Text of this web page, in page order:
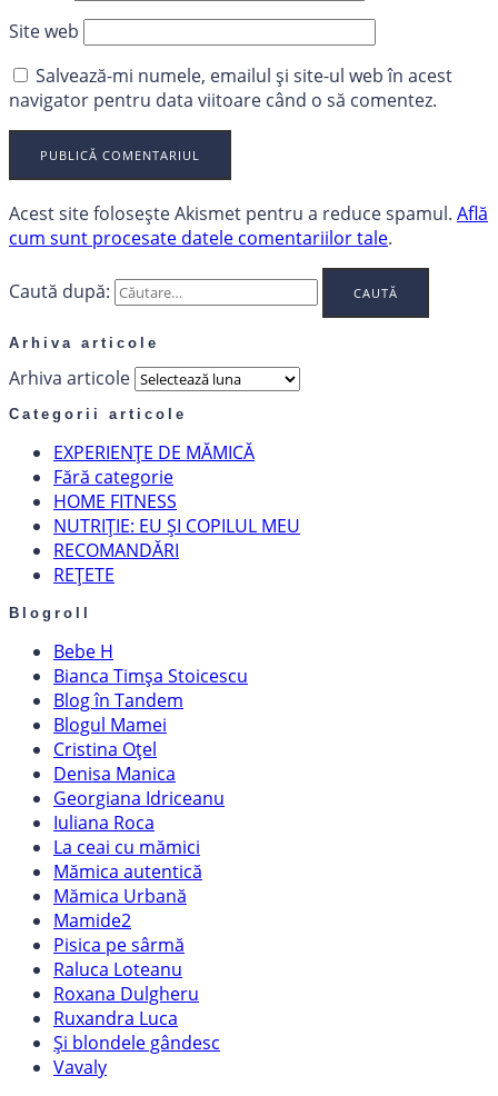
Site web
Salvează-mi numele, emailul și site-ul web în acest
navigator pentru data viitoare când o să comentez.
Acest site folosește Akismet pentru a reduce spamul. Află
cum sunt procesate datele comentariilor tale.
Caută după:
Arhiva articole
Arhiva articole
Categorii articole
EXPERIENȚE DE MĂMICĂ
Fără categorie
HOME FITNESS
NUTRIȚIE: EU ȘI COPILUL MEU
RECOMANDĂRI
REȚETE
Blogroll
Bebe H
Bianca Timșa Stoicescu
Blog în Tandem
Blogul Mamei
Cristina Oțel
Denisa Manica
Georgiana Idriceanu
Iuliana Roca
La ceai cu mămici
Mămica autentică
Mămica Urbană
Mamide2
Pisica pe sârmă
Raluca Loteanu
Roxana Dulgheru
Ruxandra Luca
Și blondele gândesc
Vavaly